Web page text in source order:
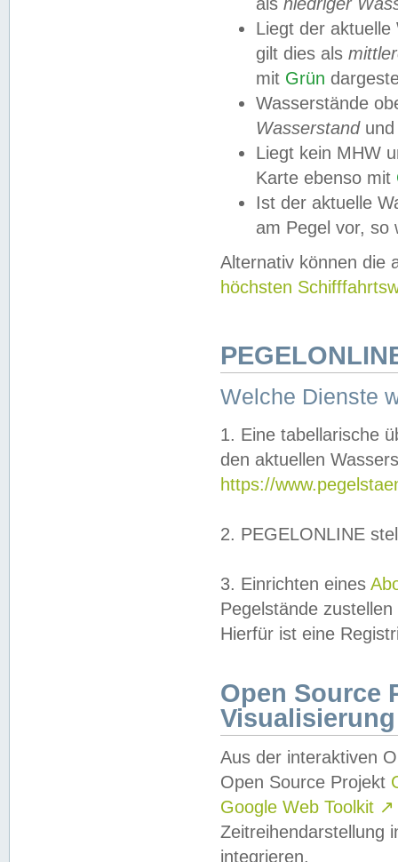
Liegt der
gilt dies als
mit Grün
Wasserstände
Wasserstandund
Liegt kein MHW
Karte ebenso mit
Ist der aktuelle
am Pegel vor,
Alternativ können die
höchsten
Welche Dienste
1. Eine tabellarische
den aktuellen
https://
2. PEGELONLINE
3. Einrichten eines
Pegelstände
Hierfür ist eine
Open Source
Visualisierung
Aus der interaktiven
Open Source Projekt
Google Web Toolkit ↗
Zeitreihendarstellung
integrieren.